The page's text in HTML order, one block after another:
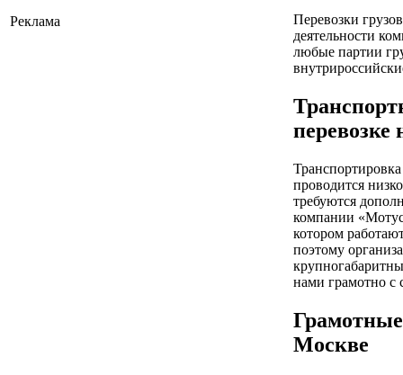
Реклама
Перевозки грузов
деятельности
любые партии
перевозке
проводится
требуются
компании
котором
поэтому
нами грамотно с
Москве